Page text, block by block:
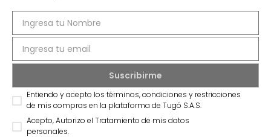
Entiendo y acepto los términos, condiciones y restricciones
de mis compras en la plataforma de Tugó S.A.S.
Acepto, Autorizo el Tratamiento de mis datos
personales.